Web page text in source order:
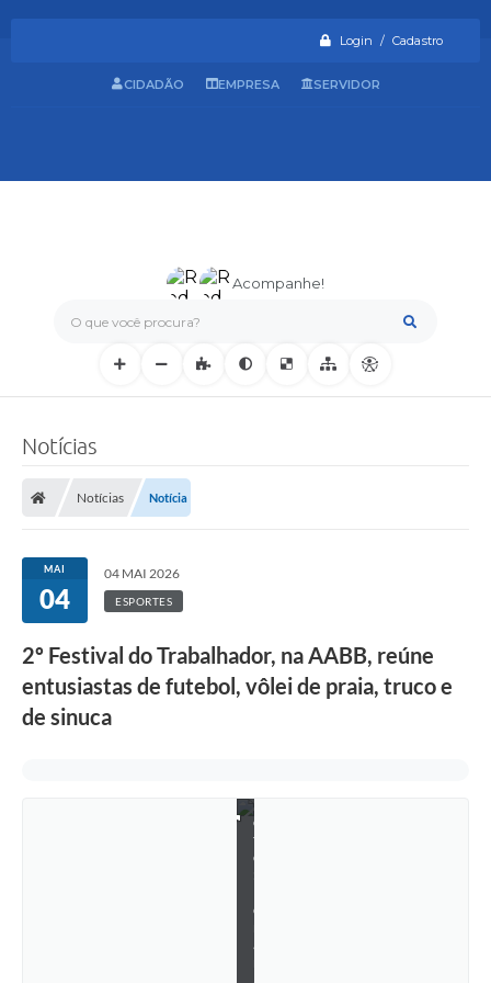
Login / Cadastro
O que você procura?
Acompanhe!
CIDADÃO EMPRESA SERVIDOR
Notícias
Notícias Notícia
MAI
04
04 MAI 2026
ESPORTES
2º Festival do Trabalhador, na AABB, reúne
entusiastas de futebol, vôlei de praia, truco e
de sinuca
F
o
t
o
e
a